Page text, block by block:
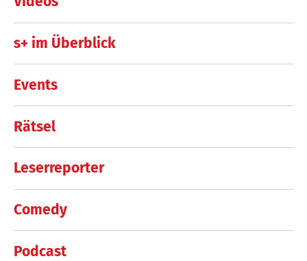
s+ im Überblick
Events
Rätsel
Leserreporter
Comedy
Podcast